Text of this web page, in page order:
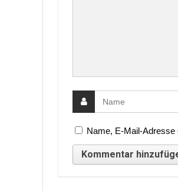
Name, E-Mail-